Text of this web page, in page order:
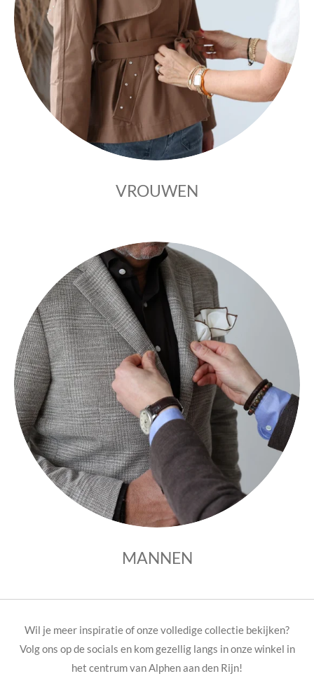
VROUWEN
MANNEN
Wil je meer inspiratie of onze volledige collectie bekijken?
Volg ons op de socials en kom gezellig langs in onze winkel in
het centrum van Alphen aan den Rijn!